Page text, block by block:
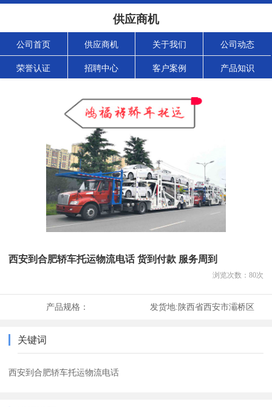
供应商机
公司首页 供应商机 关于我们 公司动态
荣誉认证 招聘中心 客户案例 产品知识
西安到合肥轿车托运物流电话 货到付款 服务周到
浏览次数： 80次
产品规格： 发货地:陕西省西安市灞桥区
关键词
西安到合肥轿车托运物流电话